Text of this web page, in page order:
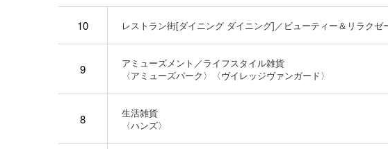
10 レストラン街[ダイニング ダイニング]／ビューティー＆リラク
9
アミューズメント／ライフスタイル雑貨
〈アミューズパーク〉〈ヴイレッジヴァンガード〉
8
生活雑貨
〈ハンズ〉